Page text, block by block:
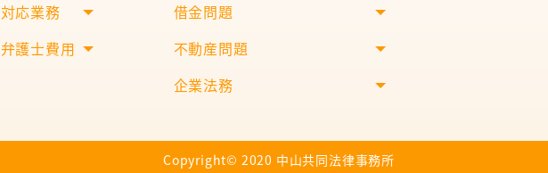
対応業務
弁護士費用
借金問題
不動産問題
企業法務
Copyright©︎ 2020 中山共同法律事務所